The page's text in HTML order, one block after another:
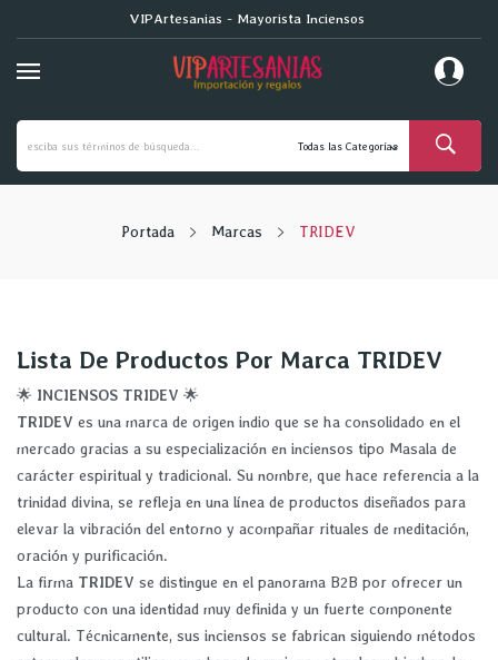
VIPArtesanias - Mayorista Inciensos
Portada Marcas TRIDEV
Lista De Productos Por Marca TRIDEV
🌟 INCIENSOS TRIDEV 🌟
TRIDEV es una marca de origen indio que se ha consolidado en el
mercado gracias a su especialización en inciensos tipo Masala de
carácter espiritual y tradicional. Su nombre, que hace referencia a la
trinidad divina, se refleja en una línea de productos diseñados para
elevar la vibración del entorno y acompañar rituales de meditación,
oración y purificación.
La firma TRIDEV se distingue en el panorama B2B por ofrecer un
producto con una identidad muy definida y un fuerte componente
cultural. Técnicamente, sus inciensos se fabrican siguiendo métodos